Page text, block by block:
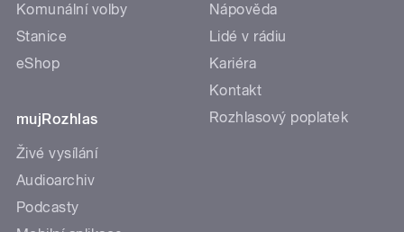
Komunální volby
Stanice
eShop
mujRozhlas
Živé vysílání
Audioarchiv
Podcasty
Nápověda
Lidé v rádiu
Kariéra
Kontakt
Rozhlasový poplatek